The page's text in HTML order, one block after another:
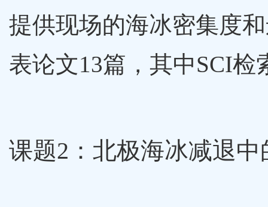
提供现场的海冰密集度
表论文13篇，其中SCI检
课题2：北极海冰减退